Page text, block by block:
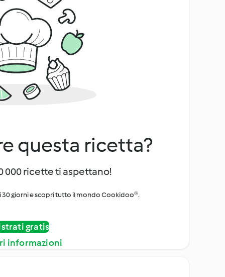
questa ricetta?
000 ricette ti aspettano!
30 giorni e scopri tutto il mondo Cookidoo®.
gratis
informazioni